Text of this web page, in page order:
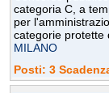
categoria C, a
per
categorie protette
MILANO
Posti: 3